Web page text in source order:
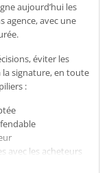
professionnel
en valeur du bien.
aujourd’hui les
agence, avec une
éviter les
signature, en toute
:
avec les acheteurs